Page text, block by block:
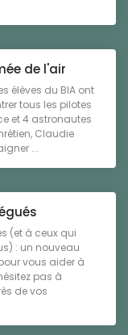
de l'air
élèves du BIA ont
tous les pilotes
et 4 astronautes
Claudie
...
(et à ceux qui
: un nouveau
vous aider à
pas à
de vos